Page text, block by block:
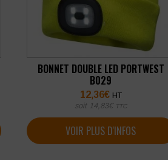
BONNET DOUBLE LED PORTWEST
B029
12,36€ HT
soit 14,83€ TTC
VOIR PLUS D'INFOS